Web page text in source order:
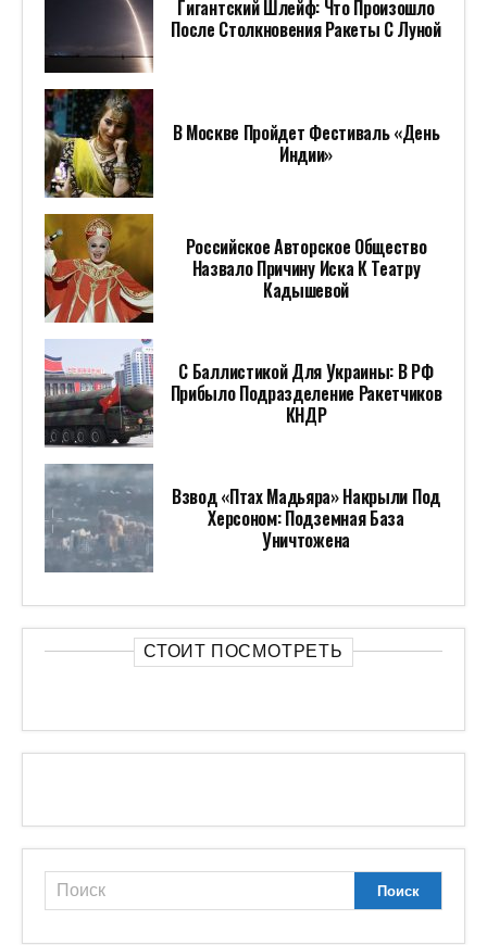
Гигантский Шлейф: Что Произошло
После Столкновения Ракеты С Луной
В Москве Пройдет Фестиваль «День
Индии»
Российское Авторское Общество
Назвало Причину Иска К Театру
Кадышевой
С Баллистикой Для Украины: В РФ
Прибыло Подразделение Ракетчиков
КНДР
Взвод «Птах Мадьяра» Накрыли Под
Херсоном: Подземная База
Уничтожена
СТОИТ ПОСМОТРЕТЬ